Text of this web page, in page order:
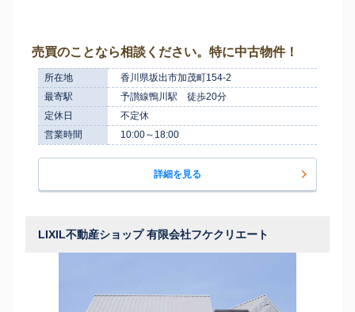
売買のことなら相談ください。特に中古物件！
所在地
香川県坂出市加茂町154-2
最寄駅
予讃線鴨川駅 徒歩20分
定休日
不定休
営業時間
10:00～18:00
詳細を見る
LIXIL不動産ショップ 有限会社フケクリエート